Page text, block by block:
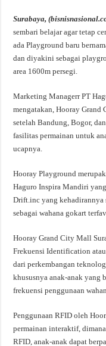
Surabaya,
sembari belajar agar tetap
ada Playground baru
dan diyakini sebagai
area 1600m persegi.
Marketing Managerr PT
mengatakan, Hooray Grand
setelah Bandung, Bogor,
fasilitas permainan untuk
ucapnya.
Hooray Playground
Haguro Inspira Mandiri
Drift.inc yang kehadirannya
sebagai wahana gokart
Hooray Grand City Mall
Frekuensi Identification
dari perkembangan
khususnya anak-anak yang
frekuensi penggunaan
Penggunaan RFID oleh
permainan interaktif,
RFID, anak-anak dapat